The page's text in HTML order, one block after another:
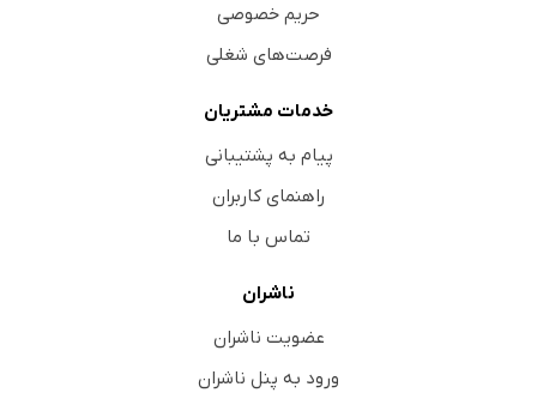
حریم خصوصی
فرصت‌های شغلی
خدمات مشتریان
پیام به پشتیبانی
راهنمای کاربران
تماس با ما
ناشران
عضویت ناشران
ورود به پنل ناشران